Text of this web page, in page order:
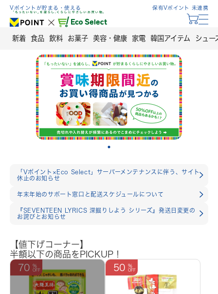
Skip
content
Vポイントが貯まる・使える 保有Vポイント 未連携
新着 食品 飲料 お菓子 美容・健康 家電 韓国アイテム シュー
「Vポイント×Eco Select」サーバーメンテナンスに伴う、サイト
休止のお知らせ
年末年始のサポート窓口と配送スケジュールについて
『SEVENTEEN LYRICS 深掘りしよう シリーズ』発送日変更の
お詫びとお知らせ
【値下げコーナー】
半額以下の商品をPICKUP！
70 50